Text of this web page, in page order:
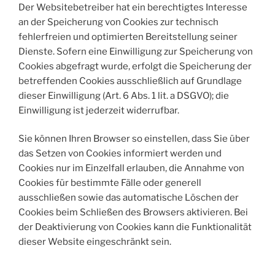
Der Websitebetreiber hat ein berechtigtes Interesse
an der Speicherung von Cookies zur technisch
fehlerfreien und optimierten Bereitstellung seiner
Dienste. Sofern eine Einwilligung zur Speicherung von
Cookies abgefragt wurde, erfolgt die Speicherung der
betreffenden Cookies ausschließlich auf Grundlage
dieser Einwilligung (Art. 6 Abs. 1 lit. a DSGVO); die
Einwilligung ist jederzeit widerrufbar.
Sie können Ihren Browser so einstellen, dass Sie über
das Setzen von Cookies informiert werden und
Cookies nur im Einzelfall erlauben, die Annahme von
Cookies für bestimmte Fälle oder generell
ausschließen sowie das automatische Löschen der
Cookies beim Schließen des Browsers aktivieren. Bei
der Deaktivierung von Cookies kann die Funktionalität
dieser Website eingeschränkt sein.